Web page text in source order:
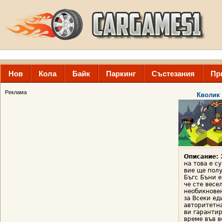
Нов Кола Байк Паркинг Състезания
Реклама Кволик
Описание:
на това е
вие ще
Бъгс Бъни
че сте
за Всеки
ви
време във